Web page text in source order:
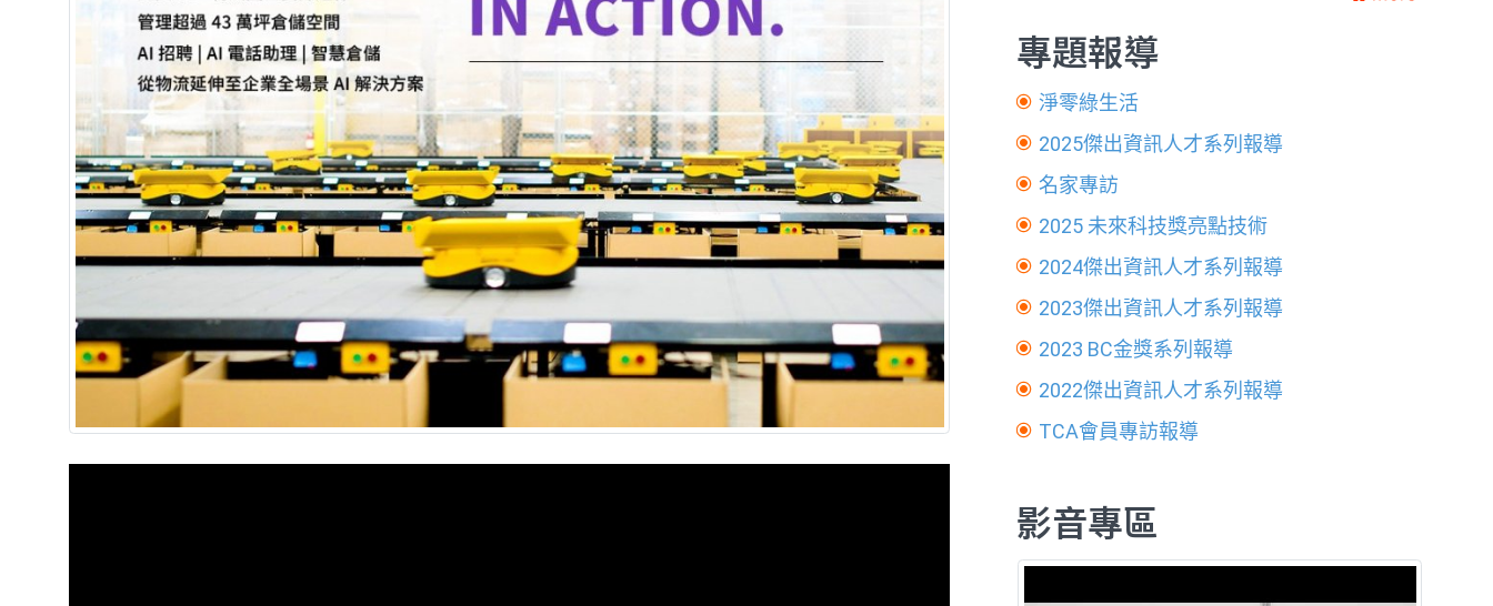
專題報導
淨零綠生活
2025傑出資訊人才系列報導
名家專訪
2025 未來科技獎亮點技術
2024傑出資訊人才系列報導
2023傑出資訊人才系列報導
2023 BC金獎系列報導
2022傑出資訊人才系列報導
TCA會員專訪報導
影音專區